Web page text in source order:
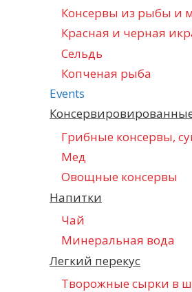
Консервы из рыбы и
Красная и черная
Сельдь
Копченая рыба
Events
Грибные консервы,
Мед
Овощные консервы
Напитки
Чай
Минеральная вода
Легкий перекус
Творожные сырки в